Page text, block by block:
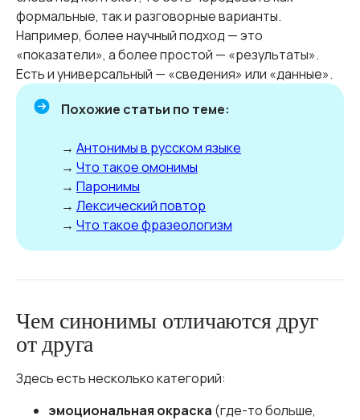
формальные, так и разговорные варианты.
Например, более научный подход — это
«показатели», а более простой — «результаты».
Есть и универсальный — «сведения» или «данные».
Похожие статьи по теме:
→ Антонимы в русском языке
→ Что такое омонимы
→ Паронимы
→ Лексический повтор
→ Что такое фразеологизм
Чем синонимы отличаются друг
от друга
Здесь есть несколько категорий:
эмоциональная окраска (где-то больше,